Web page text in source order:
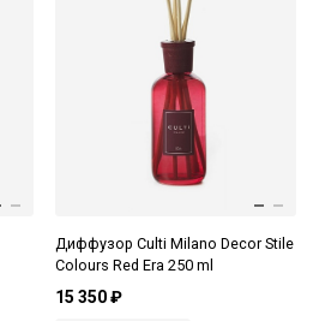
Диффузор Culti Milano Decor Stile
Colours Red Era 250 ml
15 350 ₽